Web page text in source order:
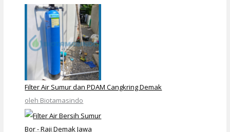
Filter Air Sumur dan PDAM Cangkring Demak
oleh Biotamasindo